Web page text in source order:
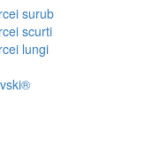
surub
scurti
lungi